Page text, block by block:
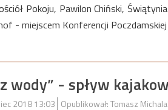
Pokoju, Pawilon Chiński,
- miejscem Konferencji
wody” - spływ
2018 13:03 Opublikował: Tomasz